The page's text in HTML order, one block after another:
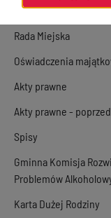
Nieodpłatna pomoc
Rada Miejska
Oświadczenia
Akty prawne
Akty prawne -
Spisy
Gminna Komisja
Problemów
Karta Dużej Rodziny